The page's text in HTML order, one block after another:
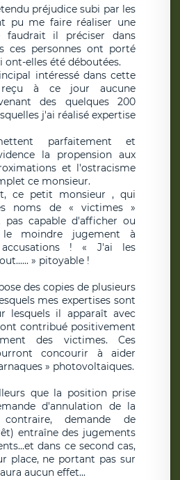
préjudice subi par les
pu me faire réaliser une
faudrait il préciser dans
ces personnes ont porté
ont-elles été déboutées.
intéressé dans cette
à ce jour aucune
des quelques 200
j'ai réalisé expertise
parfaitement et
la propension aux
et l'ostracisme
ce monsieur.
ce petit monsieur , qui
noms de « victimes »
pas capable d'afficher ou
moindre jugement à
! « J'ai les
» pitoyable !
des copies de plusieurs
mes expertises sont
lesquels il apparaît avec
contribué positivement
des victimes. Ces
concourir à aider
» photovoltaiques.
que la position prise
d'annulation de la
demande de
entraîne des jugements
dans ce second cas,
place, ne portant pas sur
aucun effet...